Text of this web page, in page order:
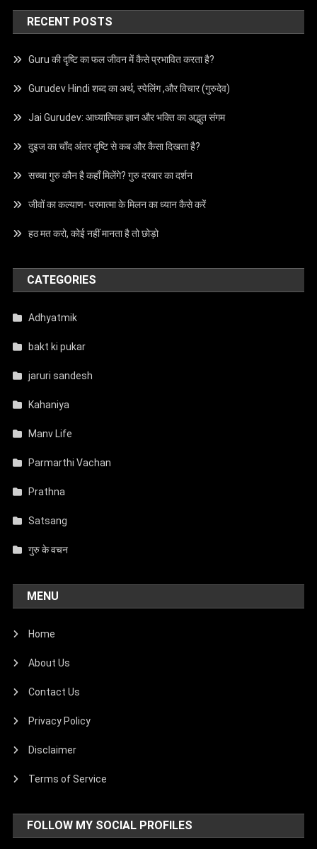
RECENT POSTS
Guru की दृष्टि का फल जीवन में कैसे प्रभावित करता है?
Gurudev Hindi शब्द का अर्थ, स्पेलिंग ,और विचार (गुरुदेव)
Jai Gurudev: आध्यात्मिक ज्ञान और भक्ति का अद्भुत संगम
दुइज का चाँद अंतर दृष्टि से कब और कैसा दिखता है?
सच्चा गुरु कौन है कहाँ मिलेंगे? गुरु दरबार का दर्शन
जीवों का कल्याण- परमात्मा के मिलन का ध्यान कैसे करें
हठ मत करो, कोई नहीं मानता है तो छोड़ो
CATEGORIES
Adhyatmik
bakt ki pukar
jaruri sandesh
Kahaniya
Manv Life
Parmarthi Vachan
Prathna
Satsang
गुरु के वचन
MENU
Home
About Us
Contact Us
Privacy Policy
Disclaimer
Terms of Service
FOLLOW MY SOCIAL PROFILES